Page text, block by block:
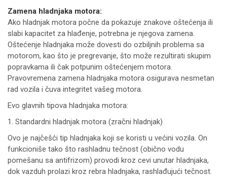
Zamena hladnjaka motora:
Ako hladnjak motora počne da pokazuje znakove oštećenja ili
slabi kapacitet za hlađenje, potrebna je njegova zamena.
Oštećenje hladnjaka može dovesti do ozbiljnih problema sa
motorom, kao što je pregrevanje, što može rezultirati skupim
popravkama ili čak potpunim oštećenjem motora.
Pravovremena zamena hladnjaka motora osigurava nesmetan
rad vozila i čuva integritet vašeg motora.
Evo glavnih tipova hladnjaka motora:
1. Standardni hladnjak motora (zračni hladnjak)
Ovo je najčešći tip hladnjaka koji se koristi u većini vozila. On
funkcioniše tako što rashladnu tečnost (obično vodu
pomešanu sa antifrizom) provodi kroz cevi unutar hladnjaka,
dok vazduh prolazi kroz rebra hladnjaka, rashlađujući tečnost.